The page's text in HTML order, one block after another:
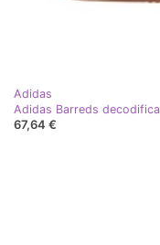
Adidas
Adidas Barreds
67,64 €